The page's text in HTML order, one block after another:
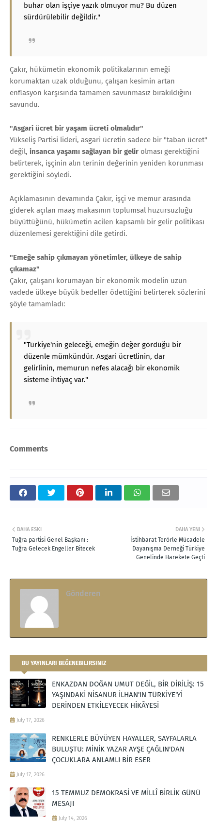
buhar olan işçiye yazık olmuyor mu? Bu düzen
sürdürülebilir değildir."
Çakır, hükümetin ekonomik politikalarının emeği
korumaktan uzak olduğunu, çalışan kesimin artan
enflasyon karşısında tamamen savunmasız bırakıldığını
savundu.
"Asgari ücret bir yaşam ücreti olmalıdır"
Yükseliş Partisi lideri, asgari ücretin sadece bir "taban ücret"
değil, insanca yaşamı sağlayan bir gelir olması gerektiğini
belirterek, işçinin alın terinin değerinin yeniden korunması
gerektiğini söyledi.
Açıklamasının devamında Çakır, işçi ve memur arasında
giderek açılan maaş makasının toplumsal huzursuzluğu
büyüttüğünü, hükümetin acilen kapsamlı bir gelir politikası
düzenlemesi gerektiğini dile getirdi.
"Emeğe sahip çıkmayan yönetimler, ülkeye de sahip
çıkamaz"
Çakır, çalışanı korumayan bir ekonomik modelin uzun
vadede ülkeye büyük bedeller ödettiğini belirterek sözlerini
şöyle tamamladı:
"Türkiye'nin geleceği, emeğin değer gördüğü bir
düzenle mümkündür. Asgari ücretlinin, dar
gelirlinin, memurun nefes alacağı bir ekonomik
sisteme ihtiyaç var."
Comments
DAHA YENI
İstihbarat Terörle Mücadele
Dayanışma Derneği Türkiye
Genelinde Harekete Geçti
DAHA ESKI
Tuğra partisi Genel Başkanı :
Tuğra Gelecek Engeller Bitecek
Gönderen
BU YAYINLARI BEĞENEBILIRSINIZ
ENKAZDAN DOĞAN UMUT DEĞİL, BİR DİRİLİŞ: 15
YAŞINDAKİ NİSANUR İLHAN'IN TÜRKİYE'Yİ
DERİNDEN ETKİLEYECEK HİKÂYESİ
July 17, 2026
RENKLERLE BÜYÜYEN HAYALLER, SAYFALARLA
BULUŞTU: MİNİK YAZAR AYŞE ÇAĞLIN'DAN
ÇOCUKLARA ANLAMLI BİR ESER
July 17, 2026
15 TEMMUZ DEMOKRASİ VE MİLLÎ BİRLİK GÜNÜ
MESAJI
July 14, 2026